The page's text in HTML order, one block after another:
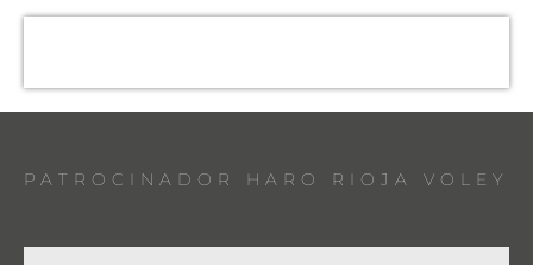
PATROCINADOR HARO RIOJA VOLEY